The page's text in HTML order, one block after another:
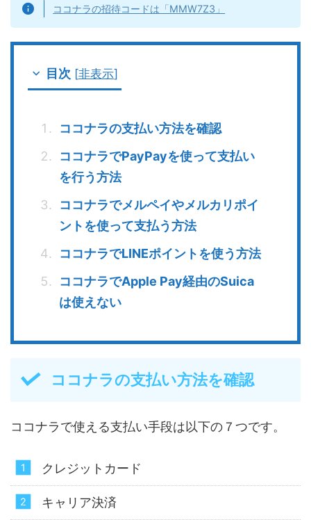
ココナラの招待コードは「MMW7Z3」
目次 [非表示]
ココナラの支払い方法を確認
ココナラでPayPayを使って支払い
を行う方法
ココナラでメルペイやメルカリポイ
ントを使って支払う方法
ココナラでLINEポイントを使う方法
ココナラでApple Pay経由のSuica
は使えない
ココナラの支払い方法を確認
ココナラで使える支払い手段は以下の７つです。
クレジットカード
キャリア決済